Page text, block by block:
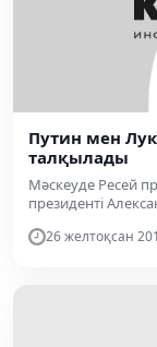
Путин мен
талқылады
Мәскеуде Ресей
президенті
26 желтоқсан